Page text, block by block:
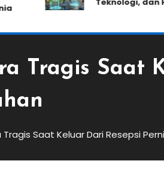
Tragis Saat
Saat Keluar Dari Resepsi